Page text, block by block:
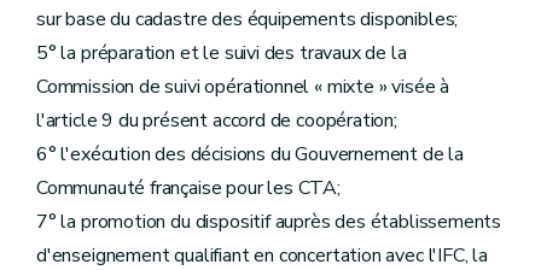
sur base du cadastre des équipements disponibles;
5° la préparation et le suivi des travaux de la
Commission de suivi opérationnel « mixte » visée à
l'article 9 du présent accord de coopération;
6° l'exécution des décisions du Gouvernement de la
Communauté française pour les CTA;
7° la promotion du dispositif auprès des établissements
d'enseignement qualifiant en concertation avec l'IFC, la